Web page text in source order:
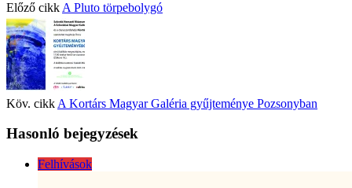
Előző cikk A Pluto törpebolygó
Köv. cikk A Kortárs Magyar Galéria gyűjteménye Pozsonyban
Hasonló bejegyzések
Felhívások